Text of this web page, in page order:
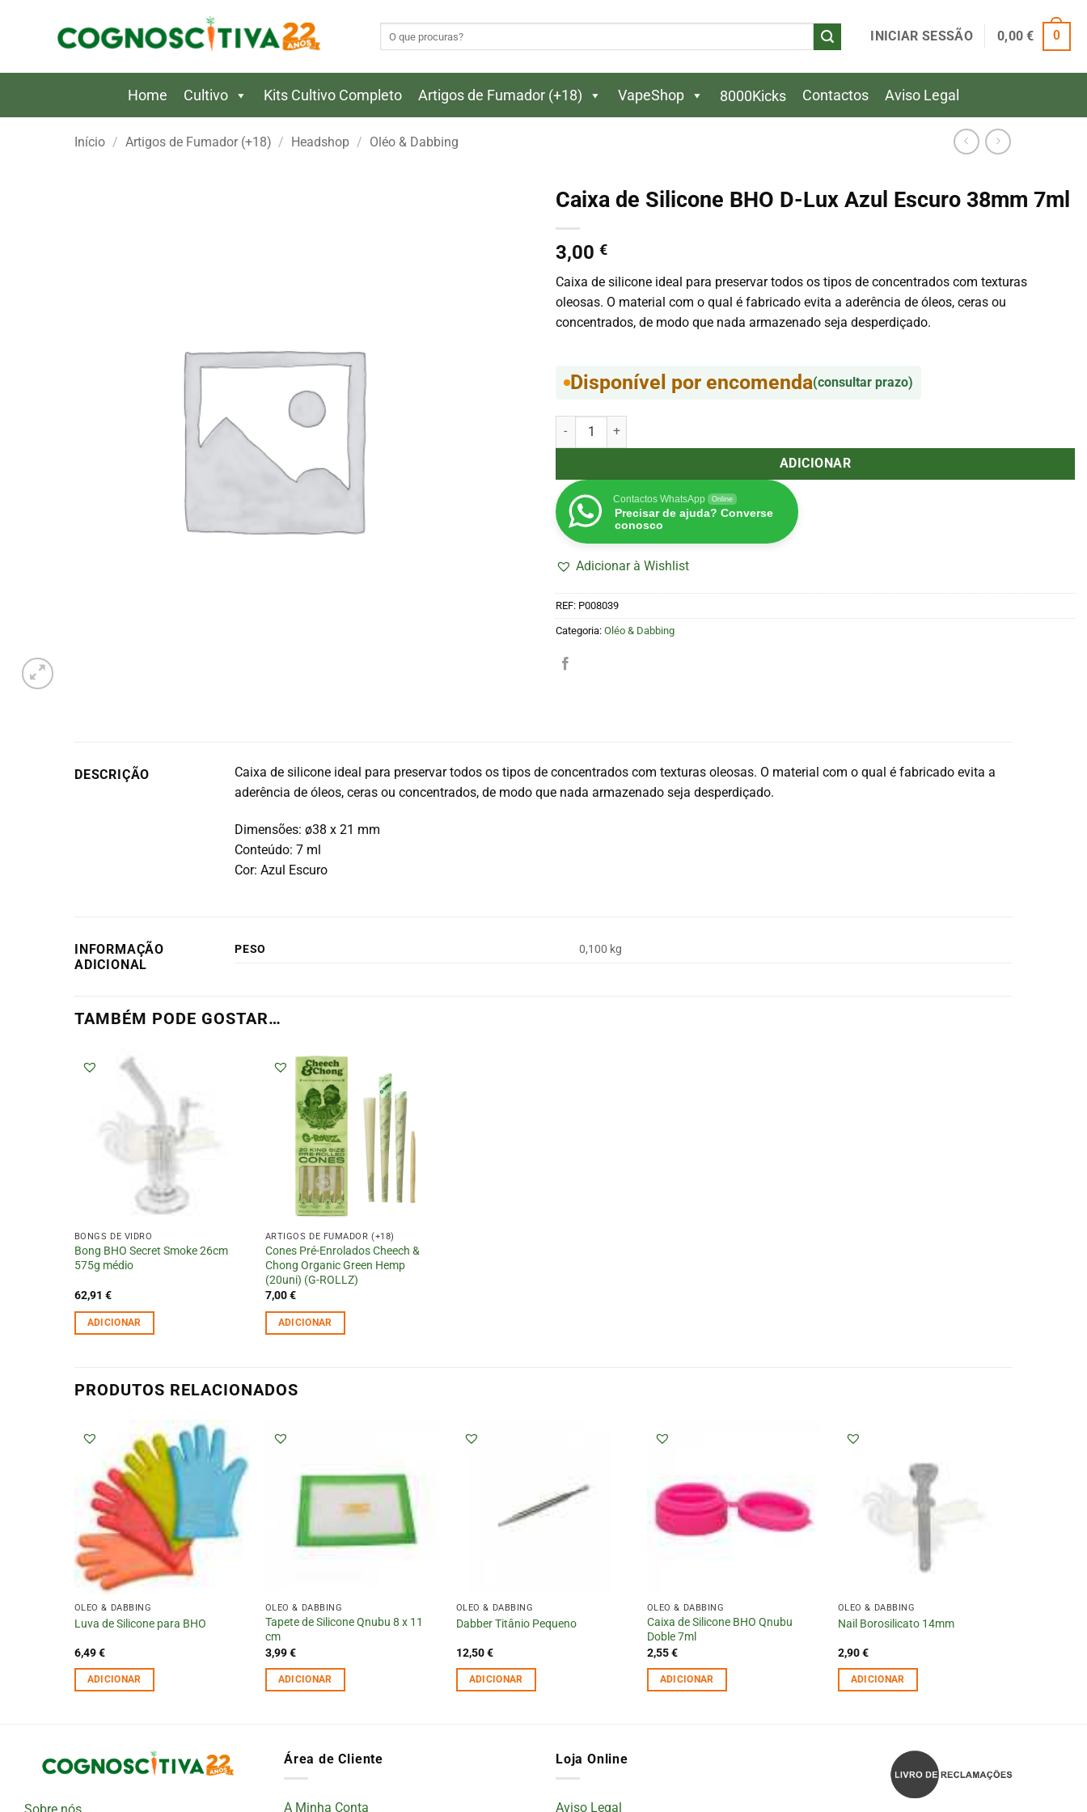
INICIAR SESSÃO 0,00€ 0
Home Cultivo Kits Cultivo Completo Artigos de Fumador (+18) VapeShop 8000Kicks Contactos Aviso Legal
Início / Artigos de Fumador (+18) / Headshop / Oléo & Dabbing
Caixa de Silicone BHO D-Lux Azul Escuro 38mm 7ml
3,00 €
Caixa de silicone ideal para preservar todos os tipos de concentrados com texturas
oleosas. O material com o qual é fabricado evita a aderência de óleos, ceras ou
concentrados, de modo que nada armazenado seja desperdiçado.
Disponível por encomenda(consultar prazo)
Quantidade de Caixa de Silicone BHO D-Lux Azul Escuro 38mm 7ml
ADICIONAR
Contactos WhatsApp Online
Precisar de ajuda? Converse
conosco
Adicionar à Wishlist
REF: P008039
Categoria: Oléo & Dabbing
DESCRIÇÃO
Caixa de silicone ideal para preservar todos os tipos de concentrados com texturas oleosas. O material com o qual é fabricado evita a
aderência de óleos, ceras ou concentrados, de modo que nada armazenado seja desperdiçado.
Dimensões: ø38 x 21 mm
Conteúdo: 7 ml
Cor: Azul Escuro
INFORMAÇÃO
ADICIONAL
PESO 0,100 kg
TAMBÉM PODE GOSTAR…
BONGS DE VIDRO
Bong BHO Secret Smoke 26cm
575g médio
62,91 €
ADICIONAR
ARTIGOS DE FUMADOR (+18)
Cones Pré-Enrolados Cheech &
Chong Organic Green Hemp
(20uni) (G-ROLLZ)
7,00€
ADICIONAR
PRODUTOS RELACIONADOS
OLÉO & DABBING
Luva de Silicone para BHO
6,49€
ADICIONAR
OLÉO & DABBING
Tapete de Silicone Qnubu 8 x 11
cm
3,99€
ADICIONAR
OLÉO & DABBING
Dabber Titânio Pequeno
12,50€
ADICIONAR
OLÉO & DABBING
Caixa de Silicone BHO Qnubu
Doble 7ml
2,55€
ADICIONAR
OLÉO & DABBING
Nail Borosilicato 14mm
2,90€
ADICIONAR
Área de Cliente
A Minha Conta
Loja Online
Aviso Legal